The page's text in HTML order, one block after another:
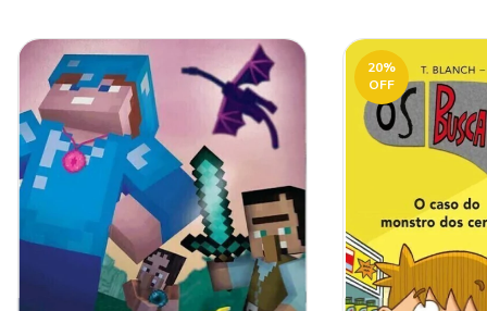
20%
OFF